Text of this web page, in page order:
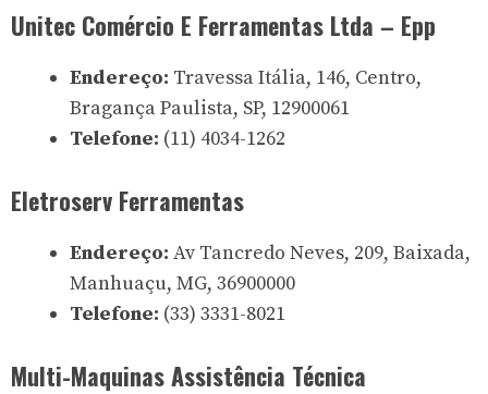
Unitec Comércio E Ferramentas Ltda – Epp
Endereço: Travessa Itália, 146, Centro,
Bragança Paulista, SP, 12900061
Telefone: (11) 4034-1262
Eletroserv Ferramentas
Endereço: Av Tancredo Neves, 209, Baixada,
Manhuaçu, MG, 36900000
Telefone: (33) 3331-8021
Multi-Maquinas Assistência Técnica